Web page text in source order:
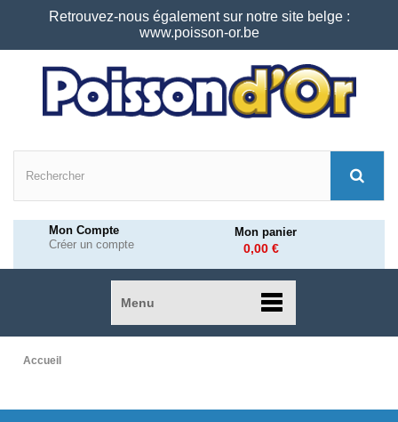
Retrouvez-nous également sur notre site belge :
www.poisson-or.be
Mon Compte
Créer un compte
Mon panier
0,00 €
Menu
Accueil